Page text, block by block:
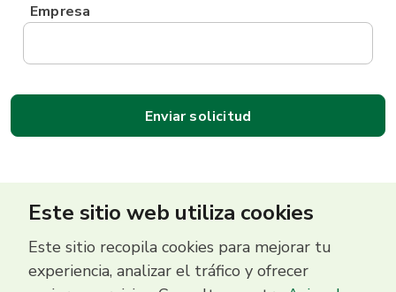
Empresa
Este sitio web utiliza cookies
Este sitio recopila cookies para mejorar tu
experiencia, analizar el tráfico y ofrecer